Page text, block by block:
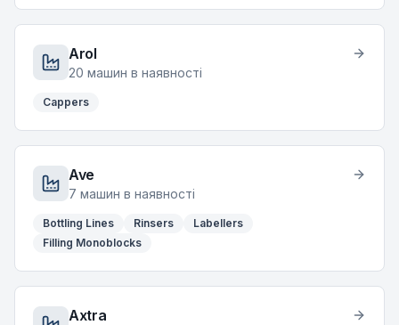
Arol
20 машин в наявності
Cappers
Ave
7 машин в наявності
Bottling Lines Rinsers
Labellers
Filling Monoblocks
Axtra